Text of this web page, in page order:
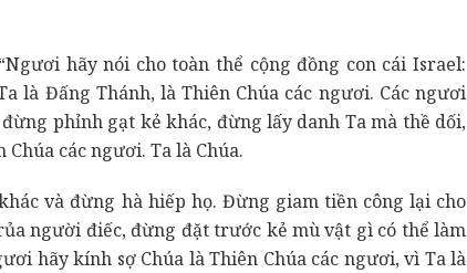
hãy nói cho toàn thể cộng đồng con cái Israel:
là Đấng Thánh, là Thiên Chúa các ngươi. Các ngươi
phỉnh gạt kẻ khác, đừng lấy danh Ta mà thề dối,
các ngươi. Ta là Chúa.
và đừng hà hiếp họ. Đừng giam tiền công lại cho
người điếc, đừng đặt trước kẻ mù vật gì có thể làm
hãy kính sợ Chúa là Thiên Chúa các ngươi, vì Ta là